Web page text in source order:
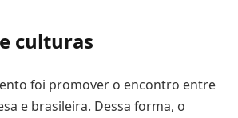
culturas
foi promover o encontro entre
e brasileira. Dessa forma, o